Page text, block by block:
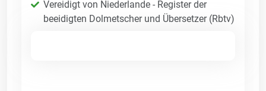
Vereidigt von Niederlande - Register der
beeidigten Dolmetscher und Übersetzer (Rbtv)